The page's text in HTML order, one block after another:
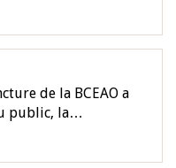
de la BCEAO a
public, la…